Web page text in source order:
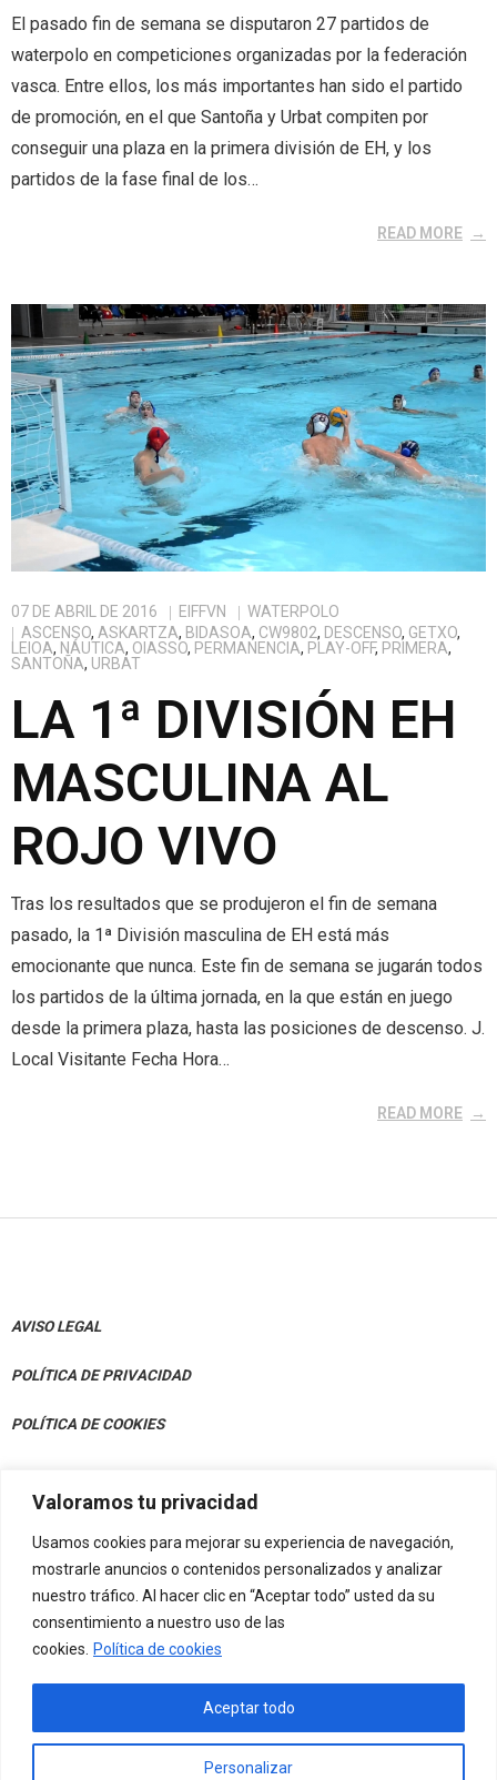
Valoramos tu privacidad
Usamos cookies para mejorar su experiencia de navegación,
mostrarle anuncios o contenidos personalizados y analizar
nuestro tráfico. Al hacer clic en “Aceptar todo” usted da su
consentimiento a nuestro uso de las
cookies. Política de cookies
Personalizar
Aceptar todo
El pasado fin de semana se disputaron 27 partidos de
waterpolo en competiciones organizadas por la federación
vasca. Entre ellos, los más importantes han sido el partido
de promoción, en el que Santoña y Urbat compiten por
conseguir una plaza en la primera división de EH, y los
partidos de la fase final de los…
READ MORE
07 DE ABRIL DE 2016 EIFFVN
WATERPOLO
ASCENSO, ASKARTZA, BIDASOA, CW9802, DESCENSO, GETXO,
LEIOA, NÁUTICA, OIASSO, PERMANENCIA, PLAY-OFF, PRIMERA,
SANTOÑA, URBAT
LA 1ª DIVISIÓN EH
MASCULINA AL
ROJO VIVO
Tras los resultados que se produjeron el fin de semana
pasado, la 1ª División masculina de EH está más
emocionante que nunca. Este fin de semana se jugarán todos
los partidos de la última jornada, en la que están en juego
desde la primera plaza, hasta las posiciones de descenso. J.
Local Visitante Fecha Hora…
READ MORE
AVISO LEGAL
POLÍTICA DE PRIVACIDAD
POLÍTICA DE COOKIES
CONTACTO
Av. Julián Gaiarre 50, Bajo 48004 Bilbao